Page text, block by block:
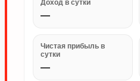
Доход в сутки
—
Чистая прибыль в
сутки
—